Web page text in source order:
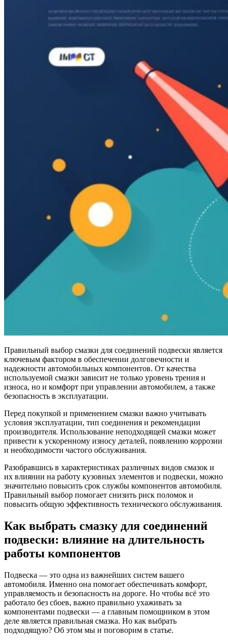
Правильный выбор смазки для соединений подвески является
ключевым фактором в обеспечении долговечности и
надежности автомобильных компонентов. От качества
используемой смазки зависит не только уровень трения и
износа, но и комфорт при управлении автомобилем, а также
безопасность в эксплуатации.
Перед покупкой и применением смазки важно учитывать
условия эксплуатации, тип соединения и рекомендации
производителя. Использование неподходящей смазки может
привести к ускоренному износу деталей, появлению коррозии
и необходимости частого обслуживания.
Разобравшись в характеристиках различных видов смазок и
их влиянии на работу кузовных элементов и подвески, можно
значительно повысить срок службы компонентов автомобиля.
Правильный выбор помогает снизить риск поломок и
повысить общую эффективность технического обслуживания.
Как выбрать смазку для соединений
подвески: влияние на длительность
работы компонентов
Подвеска — это одна из важнейших систем вашего
автомобиля. Именно она помогает обеспечивать комфорт,
управляемость и безопасность на дороге. Но чтобы всё это
работало без сбоев, важно правильно ухаживать за
компонентами подвески — а главным помощником в этом
деле является правильная смазка. Но как выбрать
подходящую? Об этом мы и поговорим в статье.